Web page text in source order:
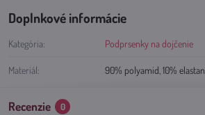
Doplnkové informácie
Kategória: Podprsenky na dojčenie
Materiál: 90% polyamid, 10% elastan
Recenzie 0